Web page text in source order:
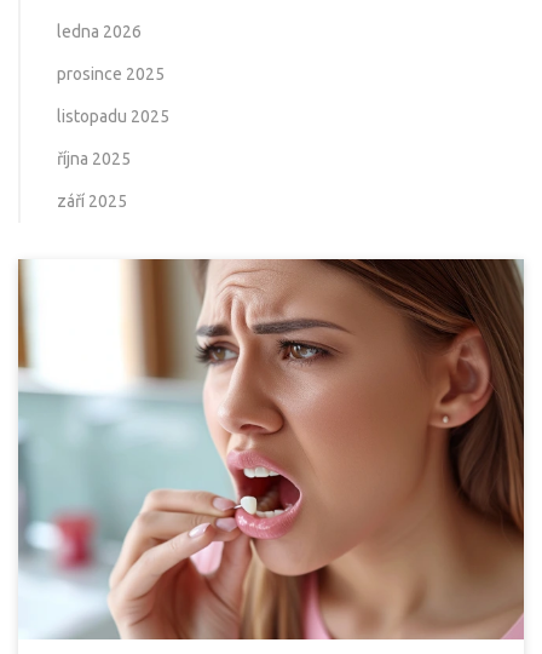
ledna 2026
prosince 2025
listopadu 2025
října 2025
září 2025